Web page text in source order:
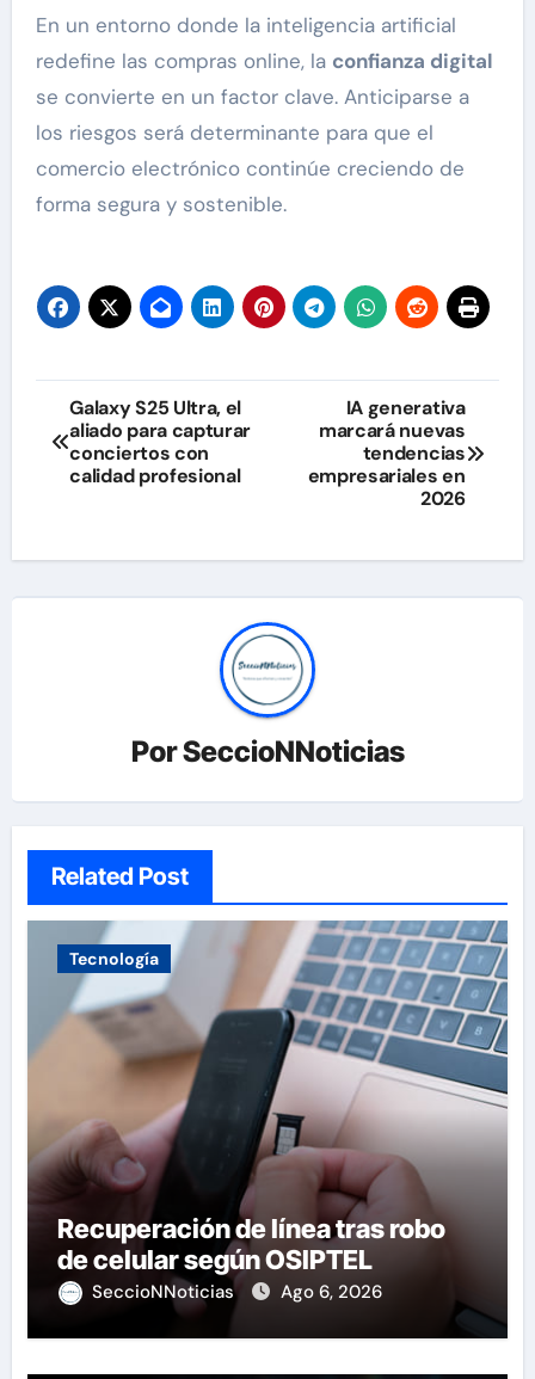
En un entorno donde la inteligencia artificial
redefine las compras online, la confianza digital
se convierte en un factor clave. Anticiparse a
los riesgos será determinante para que el
comercio electrónico continúe creciendo de
forma segura y sostenible.
Navegación
de
entradas
Galaxy S25 Ultra, el
aliado para capturar
conciertos con
calidad profesional
IA generativa
marcará nuevas
tendencias
empresariales en
2026
PorSeccioNNoticias
Related Post
Tecnología
Recuperación de línea tras robo
de celular según OSIPTEL
SeccioNNoticias Ago 6, 2026